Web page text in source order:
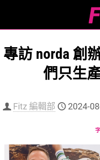
專訪 norda 創
們只生
Fitz 編輯部 2024-
字